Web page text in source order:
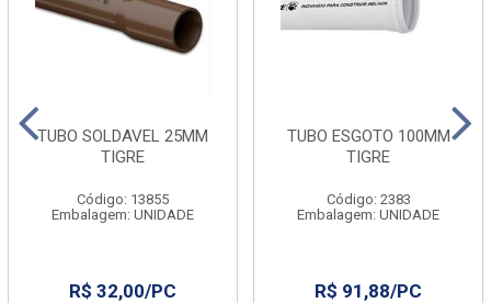
TUBO SOLDAVEL 25MM
TIGRE
Código: 13855
Embalagem: UNIDADE
R$ 32,00/PC
TUBO ESGOTO 100MM
TIGRE
Código: 2383
Embalagem: UNIDADE
R$ 91,88/PC